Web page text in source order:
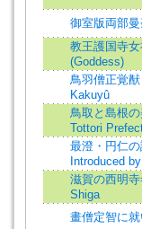
御室版両部
教王護国寺
(Goddess)
鳥羽僧正覚
Kakuyû
鳥取と島根
Tottori
最澄・円仁
Introduced
滋賀の西明
Shiga
畫僧定智に就